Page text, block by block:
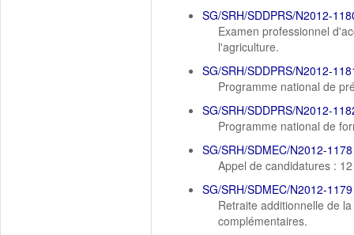
SG/SRH/SDDPRS/N2012-
Examen professionnel
l'agriculture.
SG/SRH/SDDPRS/N2012-
Programme national de
SG/SRH/SDDPRS/N2012-
Programme national de
SG/SRH/SDMEC/N2012-1178
Appel de candidatures :
SG/SRH/SDMEC/N2012-1179
Retraite additionnelle de
complémentaires.